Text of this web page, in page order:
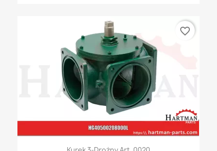
favorite_border